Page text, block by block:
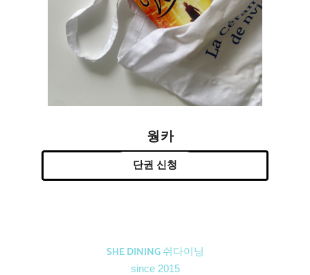
웡카
단권 신청
SHE DINING 쉬다이닝
since 2015